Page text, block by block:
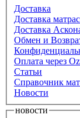
Доставка
Доставка
Доставка
Обмен и
Оплата через
Статьи
Справочник
Новости
новости